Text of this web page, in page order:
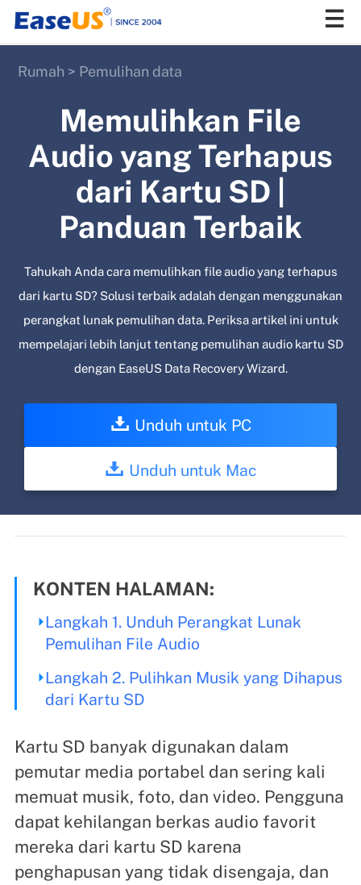
Rumah > Pemulihan data
Memulihkan File
Audio yang Terhapus
dari Kartu SD |
Panduan Terbaik
Tahukah Anda cara memulihkan file audio yang terhapus
dari kartu SD? Solusi terbaik adalah dengan menggunakan
perangkat lunak pemulihan data. Periksa artikel ini untuk
mempelajari lebih lanjut tentang pemulihan audio kartu SD
dengan EaseUS Data Recovery Wizard.
Unduh untuk PC
Unduh untuk Mac
KONTEN HALAMAN:
Langkah 1. Unduh Perangkat Lunak
Pemulihan File Audio
Langkah 2. Pulihkan Musik yang Dihapus
dari Kartu SD
Kartu SD banyak digunakan dalam
pemutar media portabel dan sering kali
memuat musik, foto, dan video. Pengguna
dapat kehilangan berkas audio favorit
mereka dari kartu SD karena
penghapusan yang tidak disengaja, dan